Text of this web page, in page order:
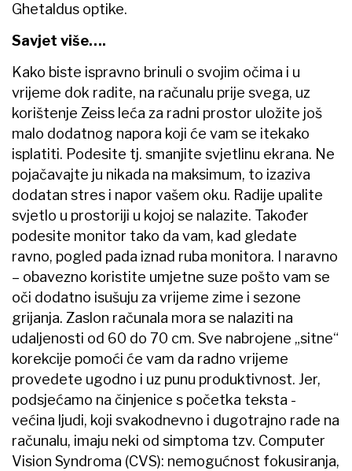
Ghetaldus optike.
Savjet više….
Kako biste ispravno brinuli o svojim očima i u
vrijeme dok radite, na računalu prije svega, uz
korištenje Zeiss leća za radni prostor uložite još
malo dodatnog napora koji će vam se itekako
isplatiti. Podesite tj. smanjite svjetlinu ekrana. Ne
pojačavajte ju nikada na maksimum, to izaziva
dodatan stres i napor vašem oku. Radije upalite
svjetlo u prostoriji u kojoj se nalazite. Također
podesite monitor tako da vam, kad gledate
ravno, pogled pada iznad ruba monitora. I naravno
– obavezno koristite umjetne suze pošto vam se
oči dodatno isušuju za vrijeme zime i sezone
grijanja. Zaslon računala mora se nalaziti na
udaljenosti od 60 do 70 cm. Sve nabrojene „sitne“
korekcije pomoći će vam da radno vrijeme
provedete ugodno i uz punu produktivnost. Jer,
podsjećamo na činjenice s početka teksta -
većina ljudi, koji svakodnevno i dugotrajno rade na
računalu, imaju neki od simptoma tzv. Computer
Vision Syndroma (CVS): nemogućnost fokusiranja,